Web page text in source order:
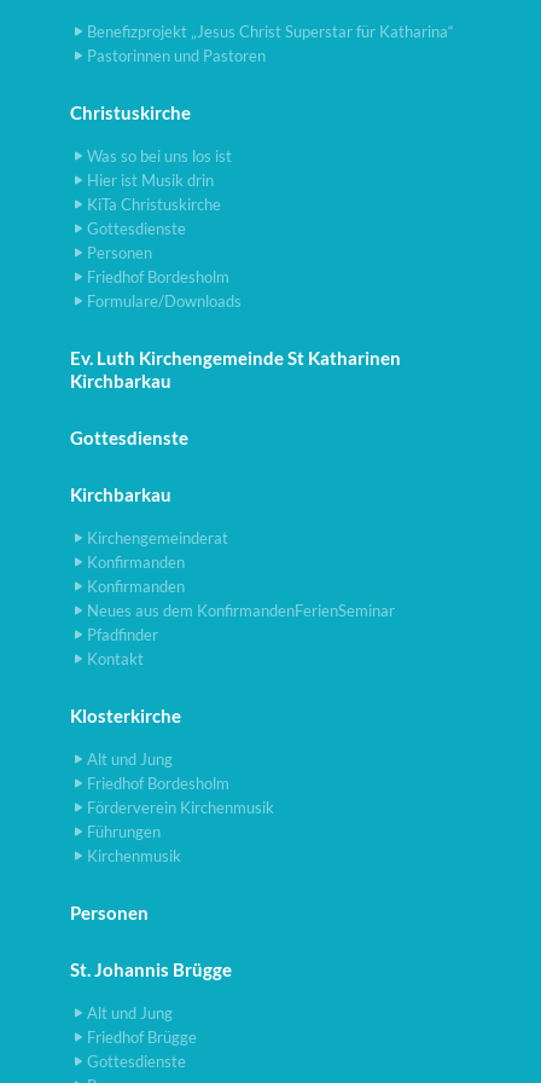
Benefizprojekt „Jesus Christ Superstar für Katharina“
Pastorinnen und Pastoren
Christuskirche
Was so bei uns los ist
Hier ist Musik drin
KiTa Christuskirche
Gottesdienste
Personen
Friedhof Bordesholm
Formulare/Downloads
Ev. Luth Kirchengemeinde St Katharinen
Kirchbarkau
Gottesdienste
Kirchbarkau
Kirchengemeinderat
Konfirmanden
Konfirmanden
Neues aus dem KonfirmandenFerienSeminar
Pfadfinder
Kontakt
Klosterkirche
Alt und Jung
Friedhof Bordesholm
Förderverein Kirchenmusik
Führungen
Kirchenmusik
Personen
St. Johannis Brügge
Alt und Jung
Friedhof Brügge
Gottesdienste